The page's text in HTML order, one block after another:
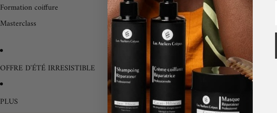
Formation coiffure
Masterclass
OFFRE D'ÉTÉ IRRESISTIBLE
PLUS